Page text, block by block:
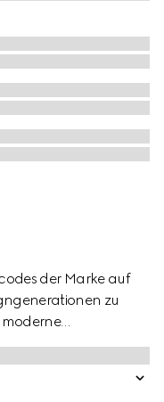
der Marke auf
zu
moderne
und
Poloshirt aus